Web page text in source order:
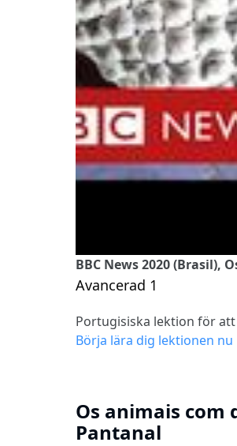
BBC News 2020
Avancerad 1
Portugisiska lektion för
Börja lära dig lektionen nu
Os animais com
Pantanal